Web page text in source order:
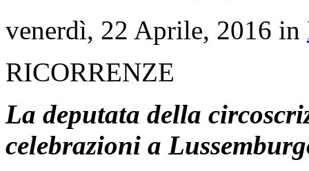
venerdì, 22 Aprile, 2016 in
RICORRENZE
La deputata della
celebrazioni a